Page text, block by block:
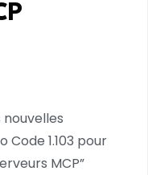
nouvelles
Code 1.103 pour
MCP”